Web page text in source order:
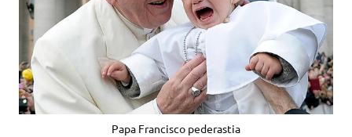
Papa Francisco pederastia